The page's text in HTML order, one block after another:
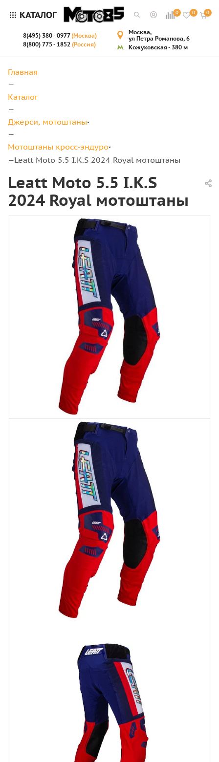
КАТАЛОГ 0 0 0
8(495) 380 - 0977(Москва)
8(800) 775 - 1852 (Россия)
Москва,
ул Петра Романова, 6
Кожуховская - 380 м
Главная
—
Каталог
—
Джерси, мотоштаны
—
Мотоштаны кросс-эндуро
—Leatt Moto 5.5 I.K.S 2024 Royal мотоштаны
Leatt Moto 5.5 I.K.S
2024 Royal мотоштаны